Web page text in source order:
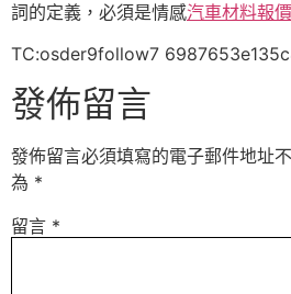
詞的定義，必須是情感汽車材料報價
TC:osder9follow7
發佈留言
發佈留言必須填寫的電子郵件地址
為 *
留言 *